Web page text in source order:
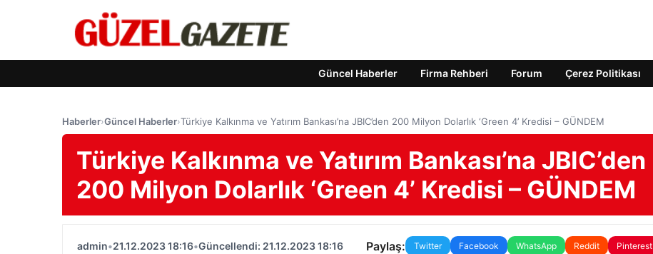
Güncel Haberler Firma Rehberi Forum Çerez Politikası
Haberler›Güncel Haberler›Türkiye Kalkınma ve Yatırım Bankası’na JBIC’den 200 Milyon Dolarlık ‘Green 4’ Kredisi – GÜNDEM
Türkiye Kalkınma ve Yatırım Bankası’na JBIC’den
200 Milyon Dolarlık ‘Green 4’ Kredisi – GÜNDEM
admin•21.12.2023 18:16•Güncellendi: 21.12.2023 18:16 Paylaş: Twitter Facebook WhatsApp Reddit Pinterest